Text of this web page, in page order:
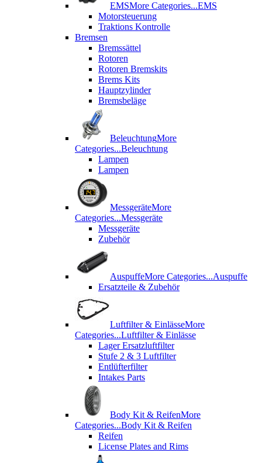
EMSMore Categories...EMS
Motorsteuerung
Traktions Kontrolle
Bremsen
Bremssättel
Rotoren
Rotoren Bremskits
Brems Kits
Hauptzylinder
Bremsbeläge
BeleuchtungMore
Categories...Beleuchtung
Lampen
Lampen
MessgeräteMore
Categories...Messgeräte
Messgeräte
Zubehör
AuspuffeMore Categories...Auspuffe
Ersatzteile & Zubehör
Luftfilter & EinlässeMore
Categories...Luftfilter & Einlässe
Lager Ersatzluftfilter
Stufe 2 & 3 Luftfilter
Entlüfterfilter
Intakes Parts
Body Kit & ReifenMore
Categories...Body Kit & Reifen
Reifen
License Plates and Rims